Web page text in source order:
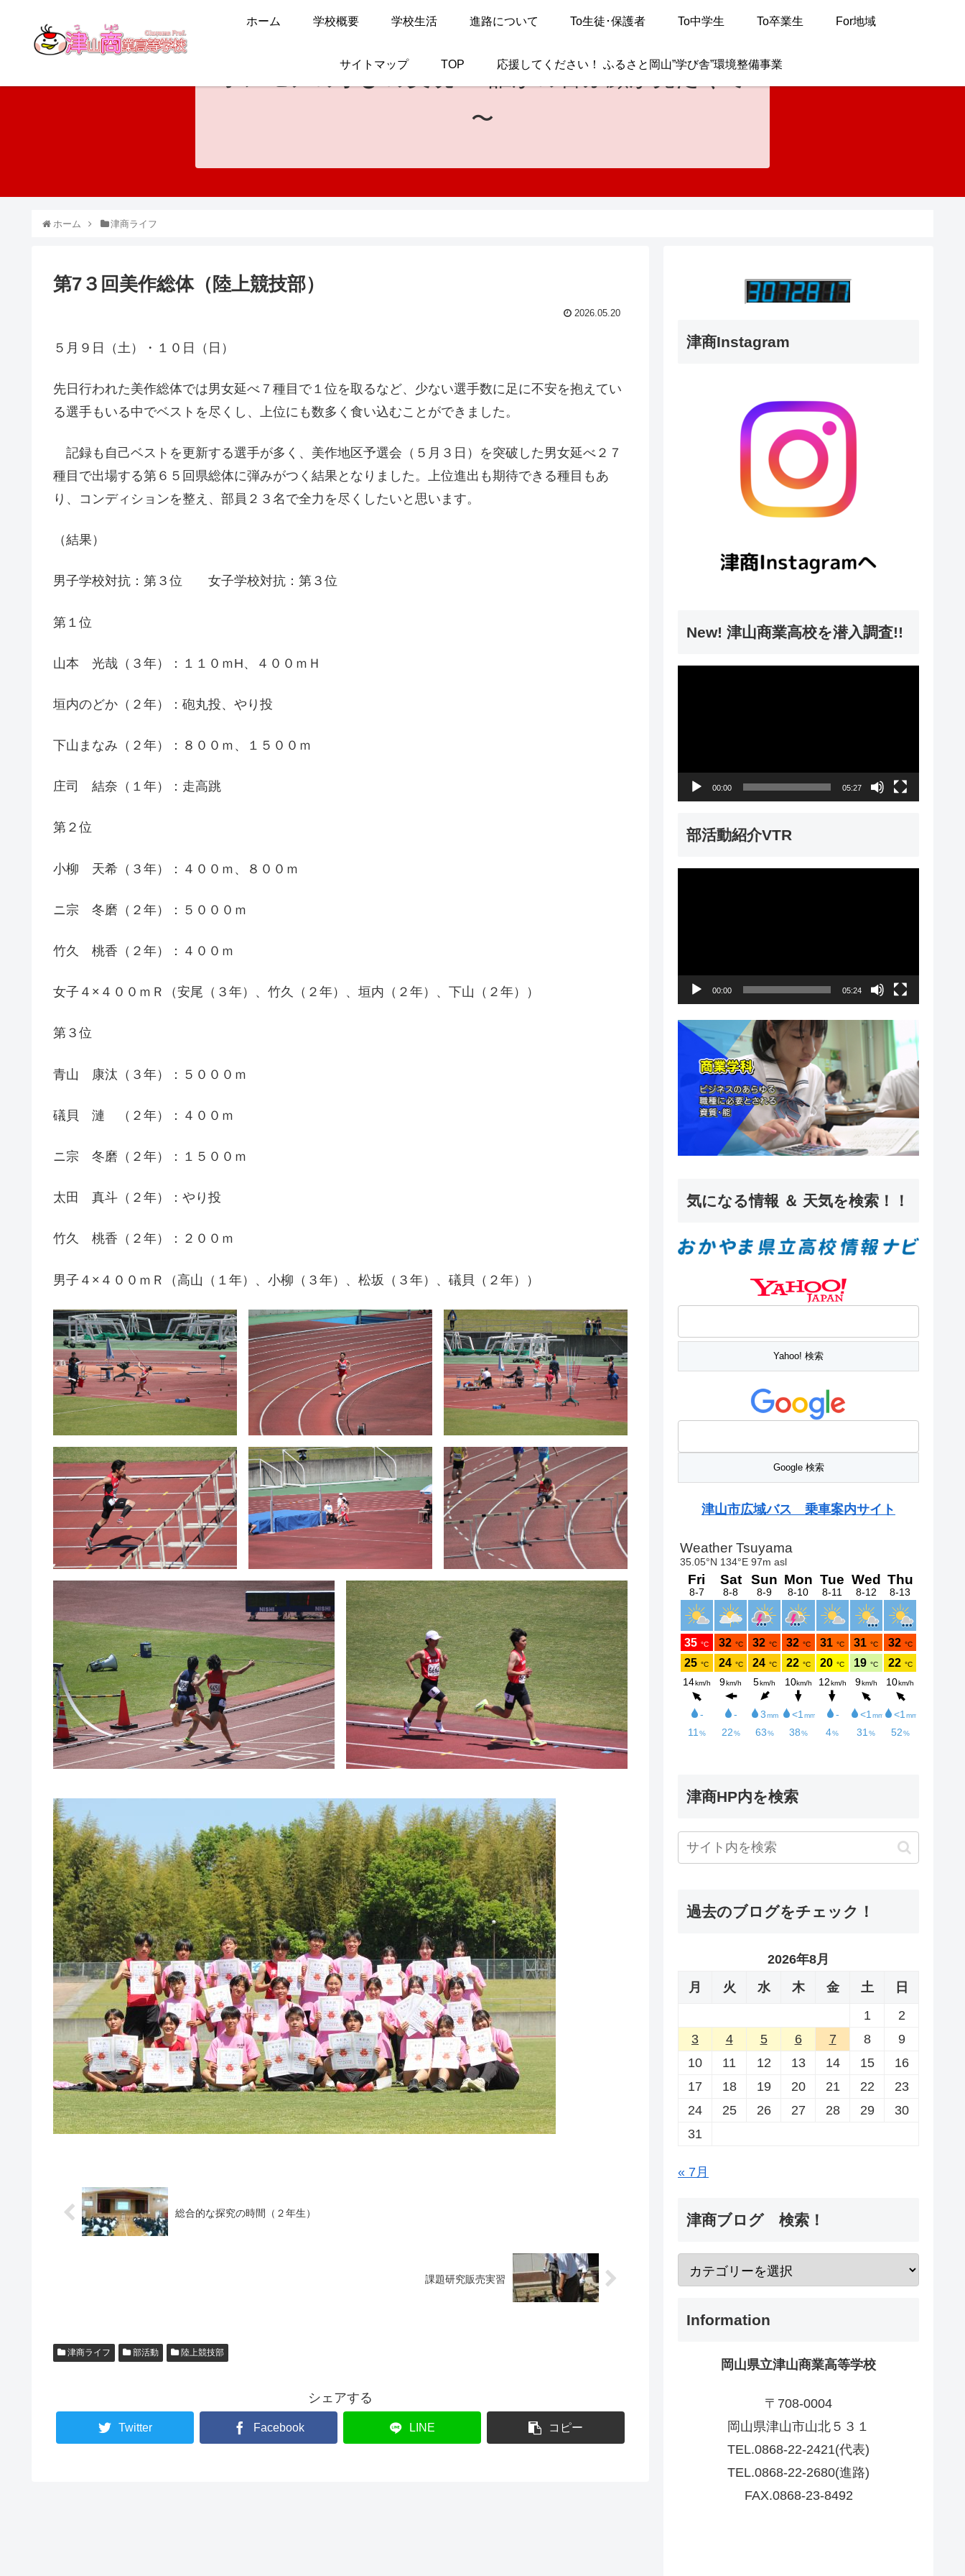
ホーム 学校概要 学校生活 進路について To生徒･保護者 To中学生 To卒業生 For地域
サイトマップ TOP 応援してください！ ふるさと岡山”学び舎”環境整備事業
ホンモノの学びの実現
〜 誰かの喜ぶ顔が見たくて
〜
ホーム 津商ライフ
第7３回美作総体（陸上競技部）
2026.05.20
５月９日（土）・１０日（日）
先日行われた美作総体では男女延べ７種目で１位を取るなど、少ない選手数に足に不安を抱えてい
る選手もいる中でベストを尽くし、上位にも数多く食い込むことができました。
記録も自己ベストを更新する選手が多く、美作地区予選会（５月３日）を突破した男女延べ２７
種目で出場する第６５回県総体に弾みがつく結果となりました。上位進出も期待できる種目もあ
り、コンディションを整え、部員２３名で全力を尽くしたいと思います。
（結果）
男子学校対抗：第３位 女子学校対抗：第３位
第１位
山本 光哉（３年）：１１０ｍH、４００ｍＨ
垣内のどか（２年）：砲丸投、やり投
下山まなみ（２年）：８００ｍ、１５００ｍ
庄司 結奈（１年）：走高跳
第２位
小柳 天希（３年）：４００ｍ、８００ｍ
ニ宗 冬磨（２年）：５０００ｍ
竹久 桃香（２年）：４００ｍ
女子４×４００ｍＲ（安尾（３年）、竹久（２年）、垣内（２年）、下山（２年））
第３位
青山 康汰（３年）：５０００ｍ
礒貝 漣 （２年）：４００ｍ
ニ宗 冬磨（２年）：１５００ｍ
太田 真斗（２年）：やり投
竹久 桃香（２年）：２００ｍ
男子４×４００ｍＲ（高山（１年）、小柳（３年）、松坂（３年）、礒貝（２年））
総合的な探究の時間（２年生）
課題研究販売実習
津商ライフ 部活動 陸上競技部
シェアする
Twitter Facebook LINE コピー
津商Instagram
New! 津山商業高校を潜入調査!!
00:00 05:27
部活動紹介VTR
ー
00:00 05:24
気になる情報 ＆ 天気を検索！！
津山市広域バス 乗車案内サイト
津商HP内を検索
過去のブログをチェック！
2026年8月
月
火 水 木 金 土
日
1
2
3
4 5 6 7 8
9
10
11 12 13 14 15
16
17
18 19 20 21 22
23
24
25 26 27 28 29
30
31
« 7月
津商ブログ 検索！
Information
岡山県立津山商業高等学校
〒708-0004
岡山県津山市山北５３１
TEL.0868-22-2421(代表)
TEL.0868-22-2680(進路)
FAX.0868-23-8492